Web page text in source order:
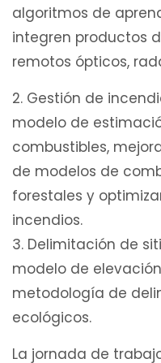
algoritmos de
integren productos
remotos ópticos,
2. Gestión de
modelo de
combustibles,
de modelos de
forestales y
incendios.
3. Delimitación de
modelo de
metodología de
ecológicos.
La jornada de